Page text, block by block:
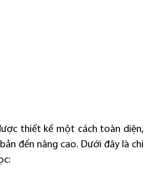
thiết kế một cách toàn diện,
đến nâng cao. Dưới đây là chi